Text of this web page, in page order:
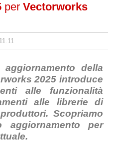
per Vectorworks
11:11
della
2025 introduce
alle funzionalità
alle librerie di
Scopriamo
aggiornamento per